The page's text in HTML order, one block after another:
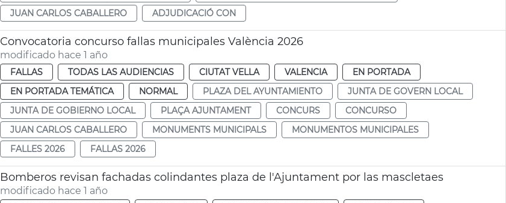
JUAN CARLOS CABALLERO
ADJUDICACIÓ CON
Convocatoria concurso fallas municipales València 2026
modificado hace 1 año
FALLAS TODAS LAS AUDIENCIAS CIUTAT VELLA VALENCIA
EN PORTADA
EN PORTADA TEMÁTICA
NORMAL PLAZA DEL AYUNTAMIENTO
JUNTA DE GOVERN LOCAL
JUNTA DE GOBIERNO LOCAL
PLAÇA AJUNTAMENT CONCURS
CONCURSO
JUAN CARLOS CABALLERO
MONUMENTS MUNICIPALS
MONUMENTOS MUNICIPALES
FALLES 2026
FALLAS 2026
Bomberos revisan fachadas colindantes plaza de l'Ajuntament por las mascletaes
modificado hace 1 año